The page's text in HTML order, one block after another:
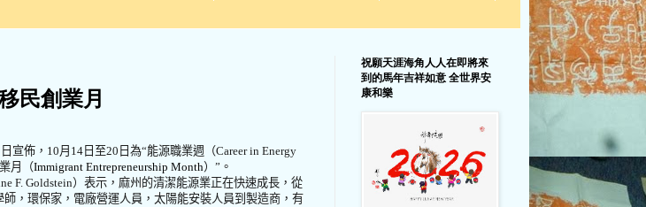
民創業月
宣佈， 10月 14 日至20 日為“能源職業週（Career in Energy
月（Immigrant Entrepreneurship Month）”。
F. Goldstein）表示，麻州的清潔能源業正在快速成長，從
，環保家，電廠營運人員，太陽能安裝人員到製造商，有
祝願天涯海角人人在即將來
到的馬年吉祥如意 全世界安
康和樂